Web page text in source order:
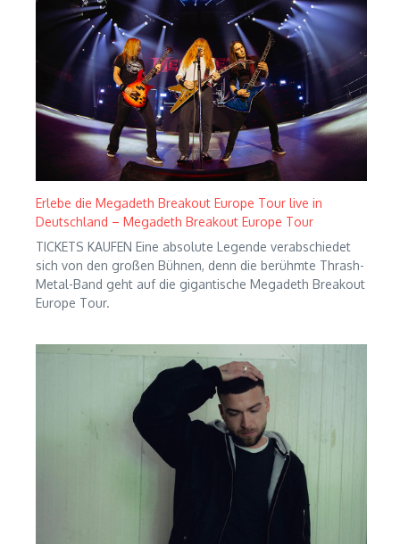
Erlebe die Megadeth Breakout Europe Tour live in
Deutschland – Megadeth Breakout Europe Tour
TICKETS KAUFEN Eine absolute Legende verabschiedet
sich von den großen Bühnen, denn die berühmte Thrash-
Metal-Band geht auf die gigantische Megadeth Breakout
Europe Tour.